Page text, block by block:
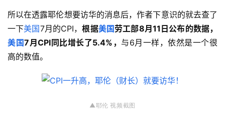
所以在透露耶伦想要访华的消息后，作者下意识的就去查了
一下美国7月的CPI，根据美国 劳工部8月11日公布的数据，
美国7月CPI同比增长了5.4%， 与6月一样，依然是一个很
高的数值。
▲耶伦 视频截图